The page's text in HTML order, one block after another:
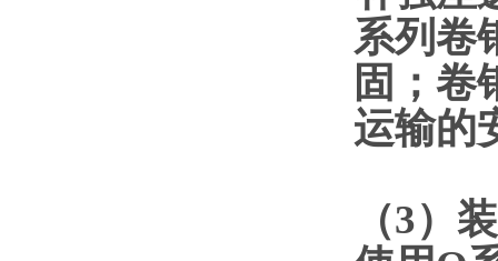
系列卷
固；卷
运输的
（3）